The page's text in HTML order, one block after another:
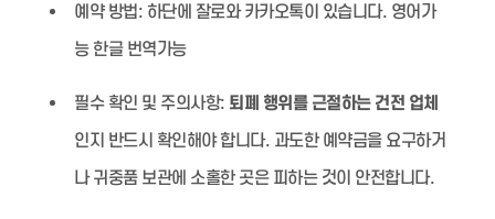
예약 방법: 하단에 잘로와 카카오톡이 있습니다. 영어가
능 한글 번역가능
필수 확인 및 주의사항: 퇴폐 행위를 근절하는 건전 업체
인지 반드시 확인해야 합니다. 과도한 예약금을 요구하거
나 귀중품 보관에 소홀한 곳은 피하는 것이 안전합니다.